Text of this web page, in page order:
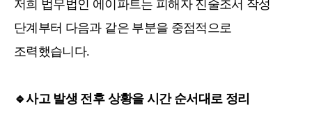
저희 법무법인 에이파트는 피해자 진술조서 작성
단계부터 다음과 같은 부분을 중점적으로
조력했습니다.
🔹사고 발생 전후 상황을 시간 순서대로 정리